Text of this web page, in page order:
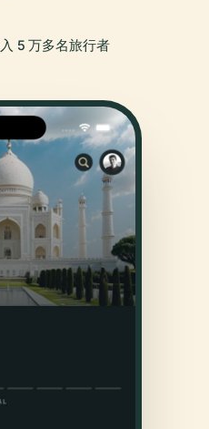
5 万多名旅行者